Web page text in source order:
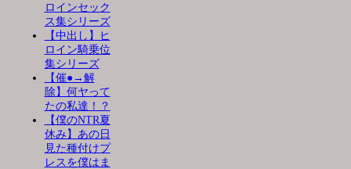
ロインセック
ス集シリーズ
【中出し】ヒ
ロイン騎乗位
集シリーズ
【催●→解
除】何ヤって
たの私達！？
【僕のNTR夏
休み】あの日
見た種付けプ
レスを僕はま